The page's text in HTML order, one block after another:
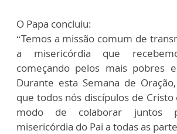
O Papa concluiu:
“Temos a missão comum de
a misericórdia que
começando pelos mais pobres
Durante esta Semana de
que todos nós discípulos de
modo de colaborar juntos
misericórdia do Pai a todas as